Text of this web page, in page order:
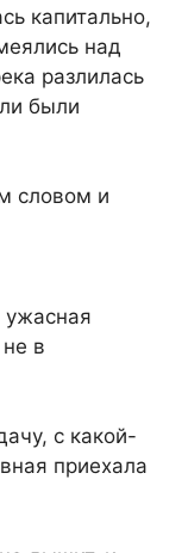
капитально,
над
разлилась
были
словом и
ужасная
в
с какой-
приехала